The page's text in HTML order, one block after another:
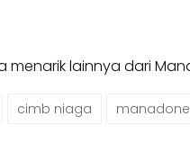
menarik lainnya dari
cimb niaga